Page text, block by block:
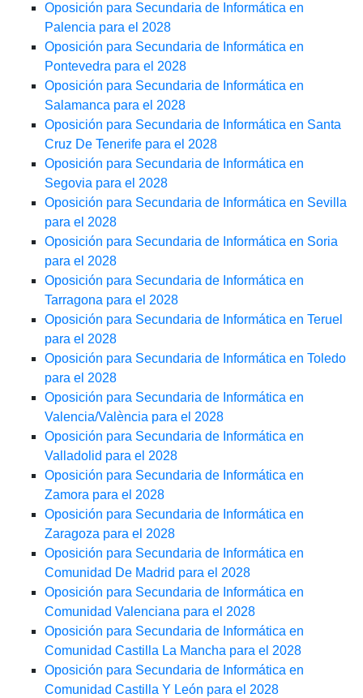
Oposición para Secundaria de Informática en
Palencia para el 2028
Oposición para Secundaria de Informática en
Pontevedra para el 2028
Oposición para Secundaria de Informática en
Salamanca para el 2028
Oposición para Secundaria de Informática en Santa
Cruz De Tenerife para el 2028
Oposición para Secundaria de Informática en
Segovia para el 2028
Oposición para Secundaria de Informática en Sevilla
para el 2028
Oposición para Secundaria de Informática en Soria
para el 2028
Oposición para Secundaria de Informática en
Tarragona para el 2028
Oposición para Secundaria de Informática en Teruel
para el 2028
Oposición para Secundaria de Informática en Toledo
para el 2028
Oposición para Secundaria de Informática en
Valencia/València para el 2028
Oposición para Secundaria de Informática en
Valladolid para el 2028
Oposición para Secundaria de Informática en
Zamora para el 2028
Oposición para Secundaria de Informática en
Zaragoza para el 2028
Oposición para Secundaria de Informática en
Comunidad De Madrid para el 2028
Oposición para Secundaria de Informática en
Comunidad Valenciana para el 2028
Oposición para Secundaria de Informática en
Comunidad Castilla La Mancha para el 2028
Oposición para Secundaria de Informática en
Comunidad Castilla Y León para el 2028